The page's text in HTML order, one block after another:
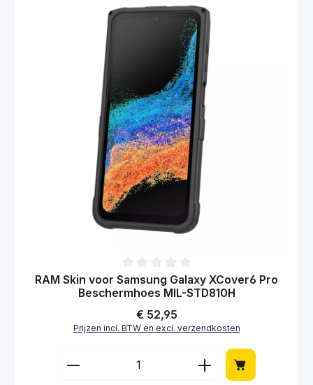
Gemiddelde waardering van 0 van 5 sterren
RAM Skin voor Samsung Galaxy XCover6 Pro
Beschermhoes MIL-STD810H
Normale prijs:
€ 52,95
Prijzen incl. BTW en excl. verzendkosten
Producthoeveelheid: Voer de gewenste